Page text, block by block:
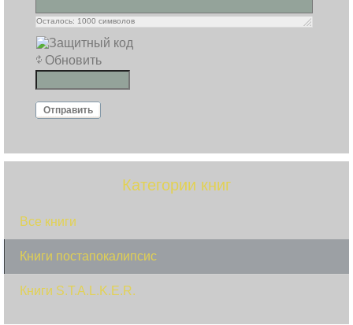
Осталось: 1000 символов
Обновить
Отправить
Категории книг
Все книги
Книги постапокалипсис
Книги S.T.A.L.K.E.R.